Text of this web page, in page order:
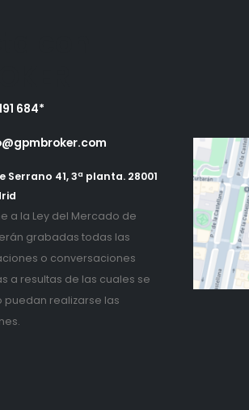
684*
Serrano 41, 3ª planta. 28001
a la Ley del Mercado de
grabadas todas las
o conversaciones
a resultas de las cuales se
puedan realizarse las